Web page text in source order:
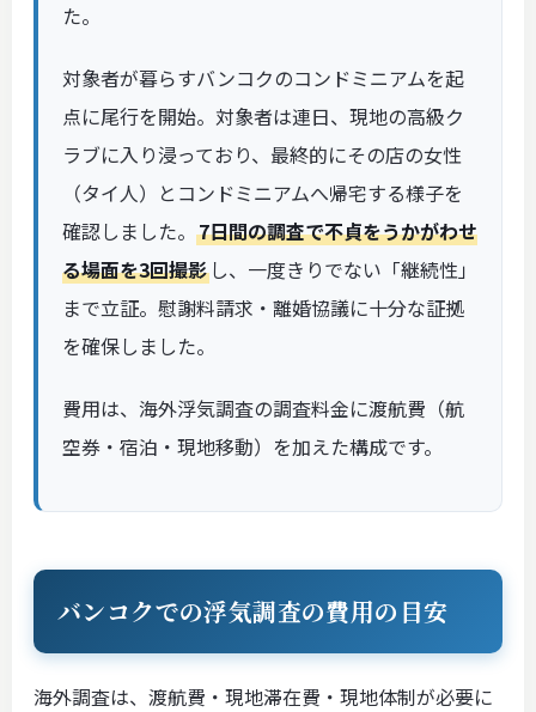
た。
対象者が暮らすバンコクのコンドミニアムを起
点に尾行を開始。対象者は連日、現地の高級ク
ラブに入り浸っており、最終的にその店の女性
（タイ人）とコンドミニアムへ帰宅する様子を
確認しました。 7日間の調査で不貞をうかがわせ
る場面を3回撮影 し、一度きりでない「継続性」
まで立証。慰謝料請求・離婚協議に十分な証拠
を確保しました。
費用は、海外浮気調査の調査料金に渡航費（航
空券・宿泊・現地移動）を加えた構成です。
バンコクでの浮気調査の費用の目安
海外調査は、渡航費・現地滞在費・現地体制が必要に